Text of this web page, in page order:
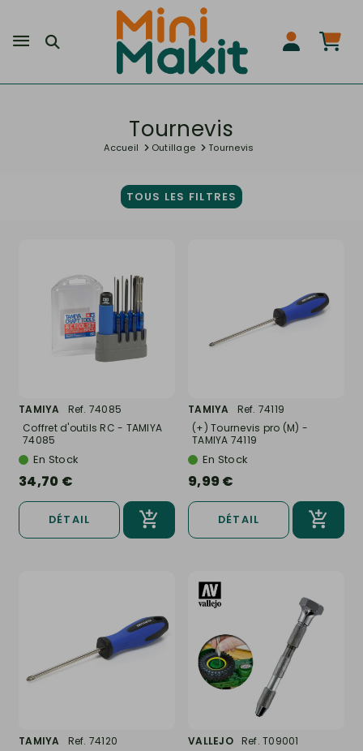
Tournevis
Accueil Outillage Tournevis
TOUS LES FILTRES
TAMIYA
Ref. 74085
Coffret d'outils RC - TAMIYA
74085
En Stock
34,70 €
DÉTAIL
TAMIYA
Ref. 74119
(+) Tournevis pro (M) -
TAMIYA 74119
En Stock
9,99 €
DÉTAIL
TAMIYA
Ref. 74120
VALLEJO
Ref. T09001